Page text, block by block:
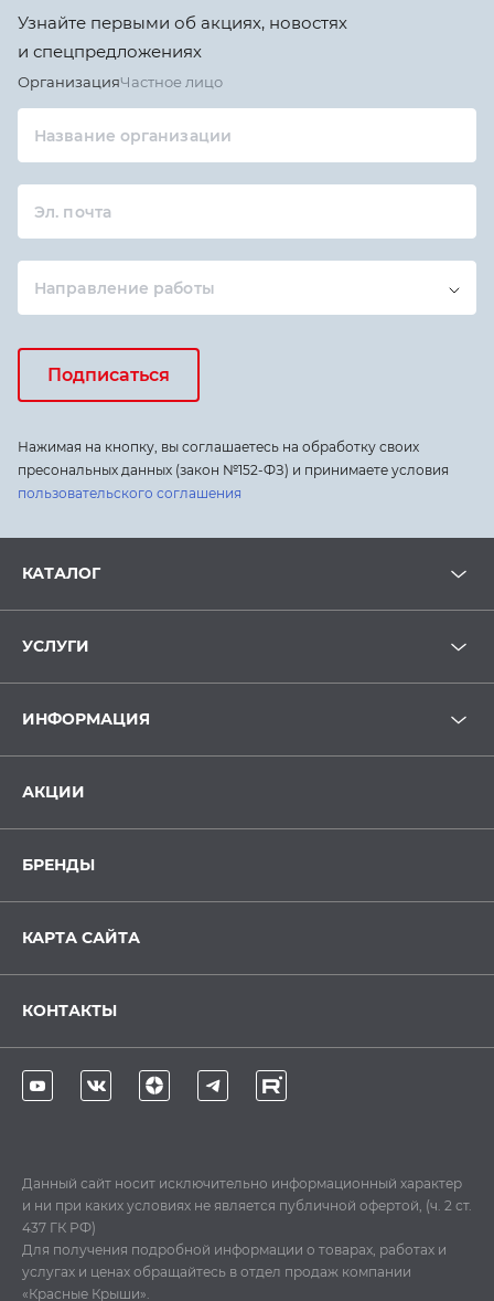
Узнайте первыми об акциях, новостях
и спецпредложениях
ОрганизацияЧастное лицо
Название организации
Эл. почта
Направление работы
Подписаться
Нажимая на кнопку, вы соглашаетесь на обработку своих
пресональных данных (закон №152-ФЗ) и принимаете условия
пользовательского соглашения
КАТАЛОГ
УСЛУГИ
ИНФОРМАЦИЯ
АКЦИИ
БРЕНДЫ
КАРТА САЙТА
КОНТАКТЫ
Данный сайт носит исключительно информационный характер
и ни при каких условиях не является публичной офертой, (ч. 2 ст.
437 ГК РФ)
Для получения подробной информации о товарах, работах и
услугах и ценах обращайтесь в отдел продаж компании
«Красные Крыши».